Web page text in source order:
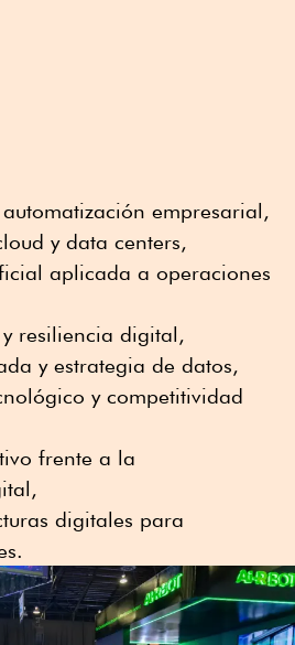
empresarial,
y data centers,
aplicada a operaciones
resiliencia digital,
y estrategia de datos,
y competitividad
frente a la
digitales para